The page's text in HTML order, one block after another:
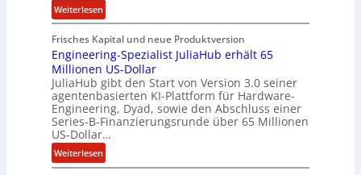
e
l
d
z
a
h
l
e
i
s
Weiterlesen:
R
y
a
n
C
o
u
s
o
Frisches Kapital und neue Produktversion
Engineering-Spezialist JuliaHub erhält 65
Millionen US-Dollar
JuliaHub gibt den Start von Version 3.0 seiner
agentenbasierten KI-Plattform für Hardware-
Engineering, Dyad, sowie den Abschluss einer
Series-B-Finanzierungsrunde über 65 Millionen
US-Dollar…
Weiterlesen:
E